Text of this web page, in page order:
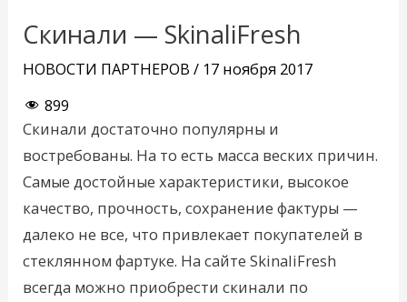
Скинали — SkinaliFresh
НОВОСТИ ПАРТНЕРОВ / 17 ноября 2017
899
Скинали достаточно популярны и
востребованы. На то есть масса веских причин.
Самые достойные характеристики, высокое
качество, прочность, сохранение фактуры —
далеко не все, что привлекает покупателей в
стеклянном фартуке. На сайте SkinaliFresh
всегда можно приобрести скинали по
записям